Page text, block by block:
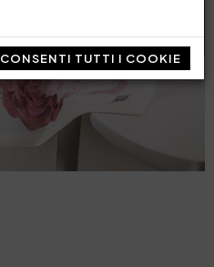
CONSENTI TUTTI I COOKIE